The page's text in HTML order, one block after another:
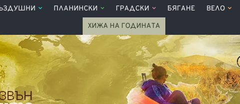
ПЛАНИНСКИ ГРАДСКИ БЯГАНЕ ВЕЛО
ХИЖА НА ГОДИНАТА